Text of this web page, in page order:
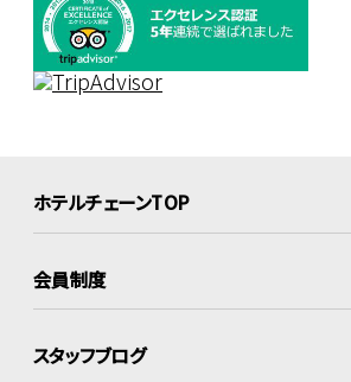
ホテルチェーンTOP
会員制度
スタッフブログ